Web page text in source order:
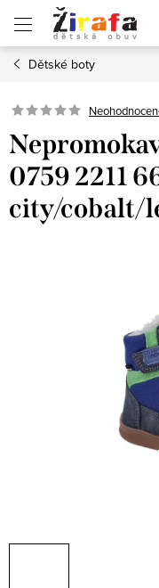
obsah
Dětské boty
0759 2211
city/cobalt/